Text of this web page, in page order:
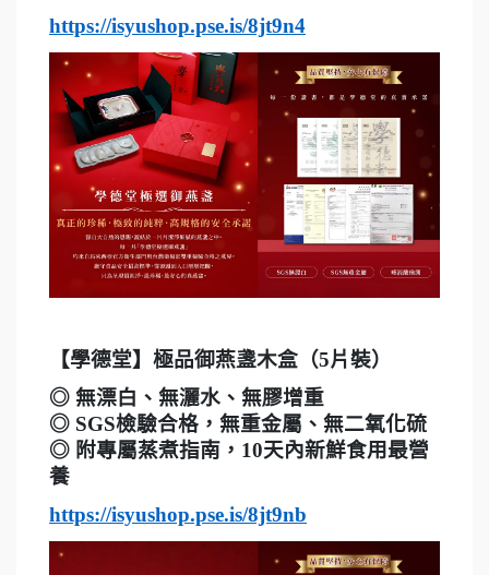
https://isyushop.pse.is/8jt9n4
【學德堂】極品御燕盞木盒（5片裝）
◎ 無漂白、無灑水、無膠增重
◎ SGS檢驗合格，無重金屬、無二氧化硫
◎ 附專屬蒸煮指南，10天內新鮮食用最營
養
https://isyushop.pse.is/8jt9nb